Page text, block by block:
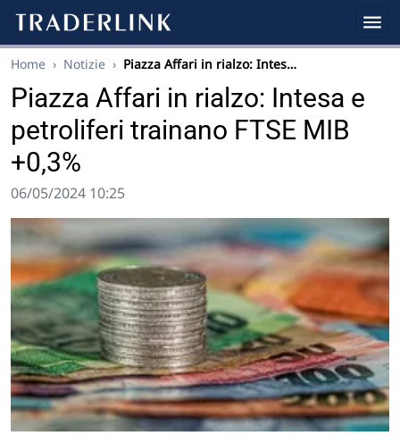
Home › Notizie › Piazza Affari in rialzo: Intes…
Piazza Affari in rialzo: Intesa e
petroliferi trainano FTSE MIB
+0,3%
06/05/2024 10:25